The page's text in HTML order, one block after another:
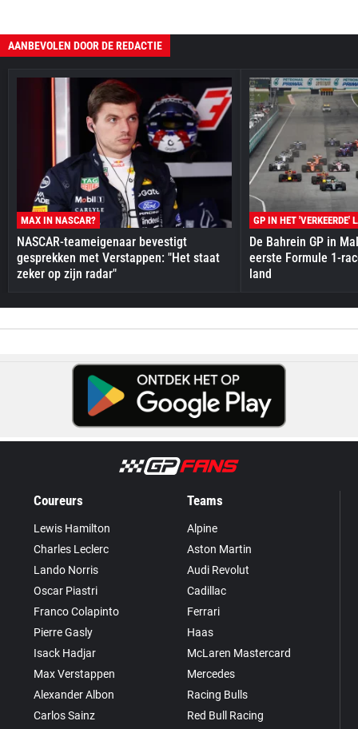
AANBEVOLEN DOOR DE REDACTIE
MAX IN NASCAR?
NASCAR-teameigenaar bevestigt
gesprekken met Verstappen: "Het staat
zeker op zijn radar"
GP IN HET 'VERKEERDE'
De Bahrein GP in
eerste Formule 1-
land
Coureurs
Lewis Hamilton
Charles Leclerc
Lando Norris
Oscar Piastri
Franco Colapinto
Pierre Gasly
Isack Hadjar
Max Verstappen
Alexander Albon
Carlos Sainz
Teams
Alpine
Aston Martin
Audi Revolut
Cadillac
Ferrari
Haas
McLaren Mastercard
Mercedes
Racing Bulls
Red Bull Racing